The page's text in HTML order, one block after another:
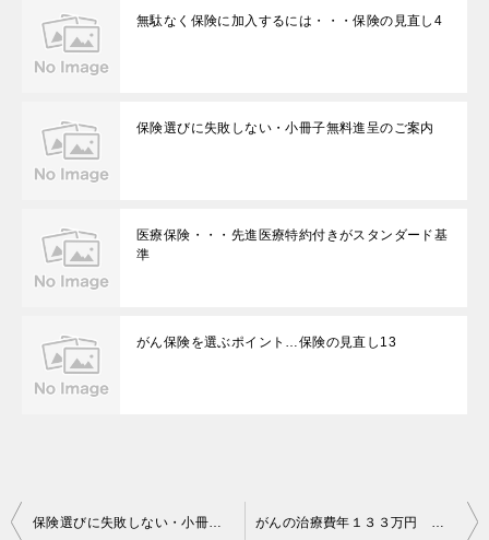
無駄なく保険に加入するには・・・保険の見直し4
保険選びに失敗しない・小冊子無料進呈のご案内
医療保険・・・先進医療特約付きがスタンダード基
準
がん保険を選ぶポイント…保険の見直し13
投
保険選びに失敗しない・小冊子無料進呈のご案内 がんの治療費年１３３万円 （日経新聞より）